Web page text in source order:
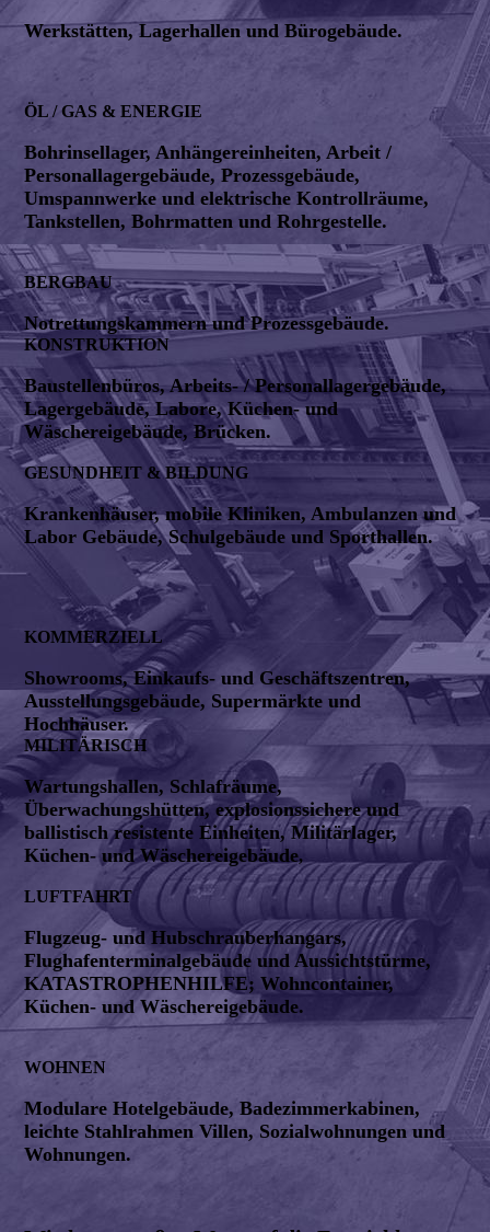
Werkstätten, Lagerhallen und Bürogebäude.
ÖL / GAS & ENERGIE
Bohrinsellager, Anhängereinheiten, Arbeit /
Personallagergebäude, Prozessgebäude,
Umspannwerke und elektrische Kontrollräume,
Tankstellen, Bohrmatten und Rohrgestelle.
BERGBAU
Notrettungskammern und Prozessgebäude.
KONSTRUKTION
Baustellenbüros, Arbeits- / Personallagergebäude,
Lagergebäude, Labore, Küchen- und
Wäschereigebäude, Brücken.
GESUNDHEIT & BILDUNG
Krankenhäuser, mobile Kliniken, Ambulanzen und
Labor Gebäude, Schulgebäude und Sporthallen.
KOMMERZIELL
Showrooms, Einkaufs- und Geschäftszentren,
Ausstellungsgebäude, Supermärkte und
Hochhäuser.
MILITÄRISCH
Wartungshallen, Schlafräume,
Überwachungshütten, explosionssichere und
ballistisch resistente Einheiten, Militärlager,
Küchen- und Wäschereigebäude,
LUFTFAHRT
Flugzeug- und Hubschrauberhangars,
Flughafenterminalgebäude und Aussichtstürme,
KATASTROPHENHILFE; Wohncontainer,
Küchen- und Wäschereigebäude.
WOHNEN
Modulare Hotelgebäude, Badezimmerkabinen,
leichte Stahlrahmen Villen, Sozialwohnungen und
Wohnungen.